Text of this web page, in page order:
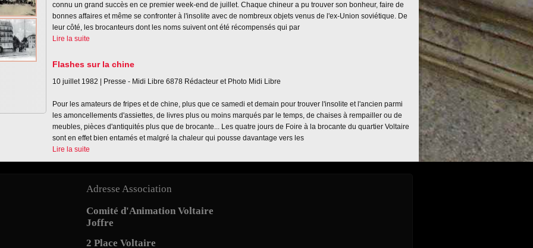
connu un grand succès en ce premier week-end de juillet. Chaque chineur a pu trouver son bonheur, faire de
bonnes affaires et même se confronter à l'insolite avec de nombreux objets venus de l'ex-Union soviétique. De
leur côté, les brocanteurs dont les noms suivent ont été récompensés qui par
Lire la suite
Flashes sur la chine
10 juillet 1982 | Presse - Midi Libre 6878 Rédacteur et Photo Midi Libre
Pour les amateurs de fripes et de chine, plus que ce samedi et demain pour trouver l'insolite et l'ancien parmi
les amoncellements d'assiettes, de livres plus ou moins marqués par le temps, de chaises à rempailler ou de
meubles, pièces d'antiquités plus que de brocante... Les quatre jours de Foire à la brocante du quartier Voltaire
sont en effet bien entamés et malgré la chaleur qui pousse davantage vers les
Lire la suite
Adresse Association
Comité d'Animation Voltaire
Joffre
2 Place Voltaire